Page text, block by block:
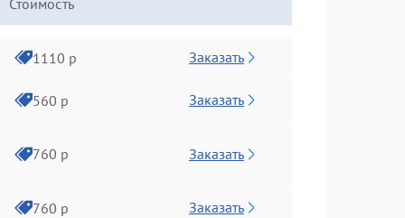
Стоимость
1110 р Заказать
560 р Заказать
760 р Заказать
760 р Заказать